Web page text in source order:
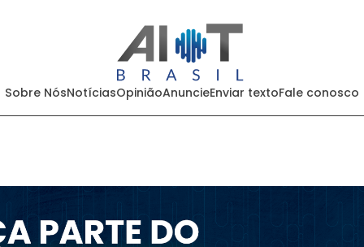
Sobre NósNotíciasOpiniãoAnuncieEnviar textoFale conosco